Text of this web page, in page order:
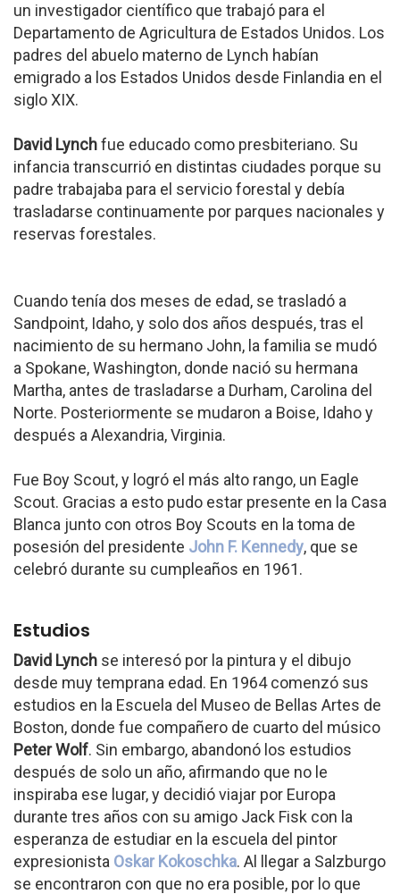
un investigador científico que trabajó para el
Departamento de Agricultura de Estados Unidos. Los
padres del abuelo materno de Lynch habían
emigrado a los Estados Unidos desde Finlandia en el
siglo XIX.
David Lynchfue educado como presbiteriano. Su
infancia transcurrió en distintas ciudades porque su
padre trabajaba para el servicio forestal y debía
trasladarse continuamente por parques nacionales y
reservas forestales.
Cuando tenía dos meses de edad, se trasladó a
Sandpoint, Idaho, y solo dos años después, tras el
nacimiento de su hermano John, la familia se mudó
a Spokane, Washington, donde nació su hermana
Martha, antes de trasladarse a Durham, Carolina del
Norte. Posteriormente se mudaron a Boise, Idaho y
después a Alexandria, Virginia.
Fue Boy Scout, y logró el más alto rango, un Eagle
Scout. Gracias a esto pudo estar presente en la Casa
Blanca junto con otros Boy Scouts en la toma de
posesión del presidente John F. Kennedy, que se
celebró durante su cumpleaños en 1961.
Estudios
David Lynch se interesó por la pintura y el dibujo
desde muy temprana edad. En 1964 comenzó sus
estudios en la Escuela del Museo de Bellas Artes de
Boston, donde fue compañero de cuarto del músico
Peter Wolf. Sin embargo, abandonó los estudios
después de solo un año, afirmando que no le
inspiraba ese lugar, y decidió viajar por Europa
durante tres años con su amigo Jack Fisk con la
esperanza de estudiar en la escuela del pintor
expresionista Oskar Kokoschka. Al llegar a Salzburgo
se encontraron con que no era posible, por lo que